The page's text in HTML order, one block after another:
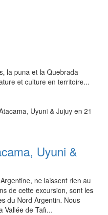
la puna et la Quebrada
et culture en territoire...
Uyuni &
ne laissent rien au
de cette excursion, sont les
du Nord Argentin. Nous
Vallée de Tafi...